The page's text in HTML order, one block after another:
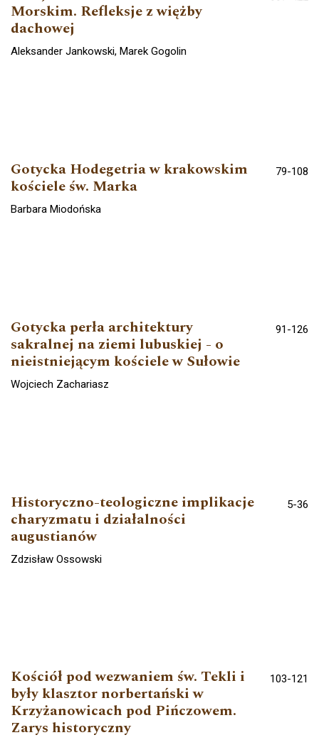
Morskim. Refleksje z więżby
dachowej
Aleksander Jankowski, Marek Gogolin
Gotycka Hodegetria w krakowskim
kościele św. Marka
79-108
Barbara Miodońska
Gotycka perła architektury
sakralnej na ziemi lubuskiej - o
nieistniejącym kościele w Sułowie
91-126
Wojciech Zachariasz
Historyczno-teologiczne implikacje
charyzmatu i działalności
augustianów
5-36
Zdzisław Ossowski
Kościół pod wezwaniem św. Tekli i
były klasztor norbertański w
Krzyżanowicach pod Pińczowem.
Zarys historyczny
103-121